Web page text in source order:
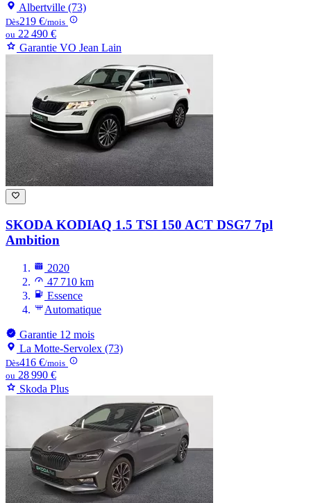
Albertville (73)
Dès219 €/mois
ou 22 490 €
Garantie VO Jean Lain
SKODA KODIAQ 1.5 TSI 150 ACT DSG7 7pl
Ambition
2020
47 710 km
Essence
Automatique
Garantie 12 mois
La Motte-Servolex (73)
Dès416 €/mois
ou 28 990 €
Skoda Plus